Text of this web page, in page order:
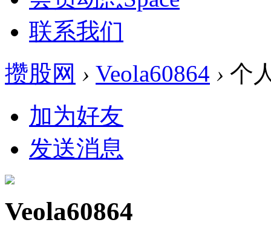
联系我们
攒股网 › Veola60864 › 个
加为好友
发送消息
Veola60864